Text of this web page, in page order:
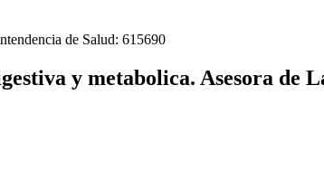
de Salud: 615690
y metabolica. Asesora de